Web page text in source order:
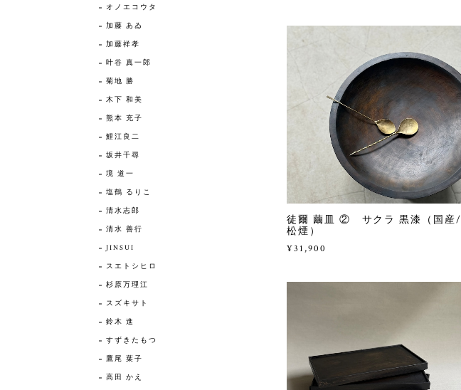
徒爾 繭皿 ② サクラ 黒漆（国産/
松煙）
¥31,900
オノエコウタ
加藤 あゐ
加藤祥孝
叶谷 真一郎
菊地 勝
木下 和美
熊本 充子
鯉江良二
坂井千尋
境 道一
塩鶴 るりこ
清水志郎
清水 善行
JINSUI
スエトシヒロ
杉原万理江
スズキサト
鈴木 進
すずきたもつ
鷹尾 葉子
高田 かえ